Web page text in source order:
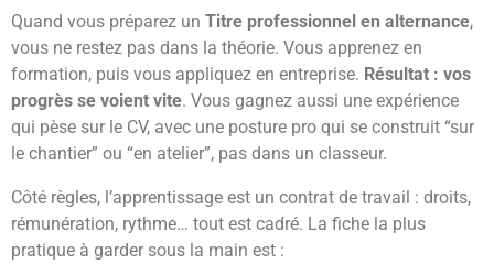
Quand vous préparez un Titre professionnel en alternance,
vous ne restez pas dans la théorie. Vous apprenez en
formation, puis vous appliquez en entreprise. Résultat : vos
progrès se voient vite. Vous gagnez aussi une expérience
qui pèse sur le CV, avec une posture pro qui se construit “sur
le chantier” ou “en atelier”, pas dans un classeur.
Côté règles, l’apprentissage est un contrat de travail : droits,
rémunération, rythme… tout est cadré. La fiche la plus
pratique à garder sous la main est :